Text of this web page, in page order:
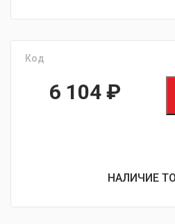
Код
6 104 ₽
НАЛИЧИЕ